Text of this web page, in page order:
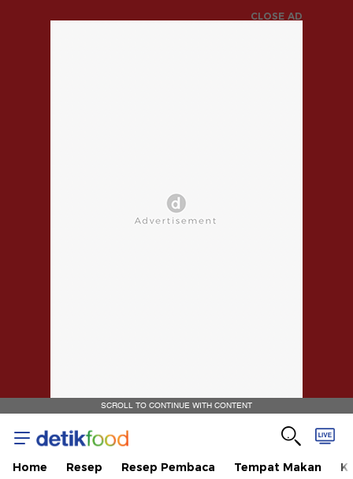
CLOSE AD
SCROLL TO CONTINUE WITH CONTENT
Home Resep Resep Pembaca Tempat Makan